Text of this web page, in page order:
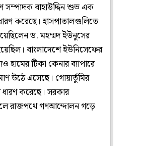
সম্পাদক বাহাউদ্দিন শুভ এক
করেছে। হাসপাতালগুলিতে
ড. মহম্মদ ইউনুসের
বাংলাদেশে ইউনিসেফের
হামের টিকা কেনার ব্যাপারে
উঠে এসেছে। গোয়ার্তুমির
ধারণ করেছে। সরকার
রাজপথে গণআন্দোলন গড়ে